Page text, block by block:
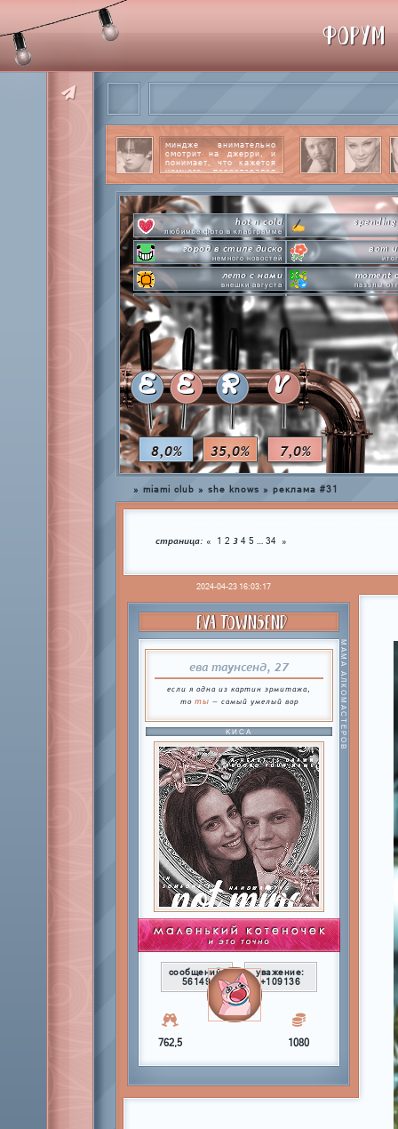
8,0% 35,0% 7,0%
миндже внимательно
смотрит на джерри, и
понимает, что кажется
немного перестарался
далее
hot n cold
любимое фото в клабграмме
город в стиле диско
немного новостей
вот
лето с нами
внешки августа
moment
паззлы
pen-pineapple-apple-pen!
шлакоблокунь заказывали?
сделай это
everyone's a star
покупаем звезды
time goes by
private emotion
с днем эмоций #4
hot
летняя
E E R V
ФОРУМ
» miami club » she knows » реклама #31
страница: « 1 2 3 4 5 … 34 »
2024-04-23 16:03:17
EVA TOWNSEND
ева таунсенд, 27
если я одна из картин эрмитажа,
то ты — самый умелый вор МАМА АЛКОМАСТЕРОВ
КИСА
сообщений:
56149
уважение:
+109136
762,5 1080